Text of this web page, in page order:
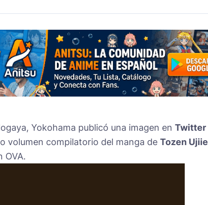
Yokohama publicó una imagen en Twitter
volumen compilatorio del manga de Tozen Ujiie
OVA.